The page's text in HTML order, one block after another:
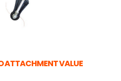
ATTACHMENT VALUE